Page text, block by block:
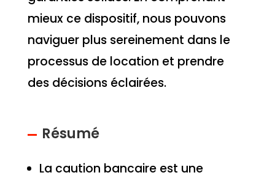
mieux ce dispositif, nous pouvons
naviguer plus sereinement dans le
processus de location et prendre
des décisions éclairées.
Résumé
La caution bancaire est une